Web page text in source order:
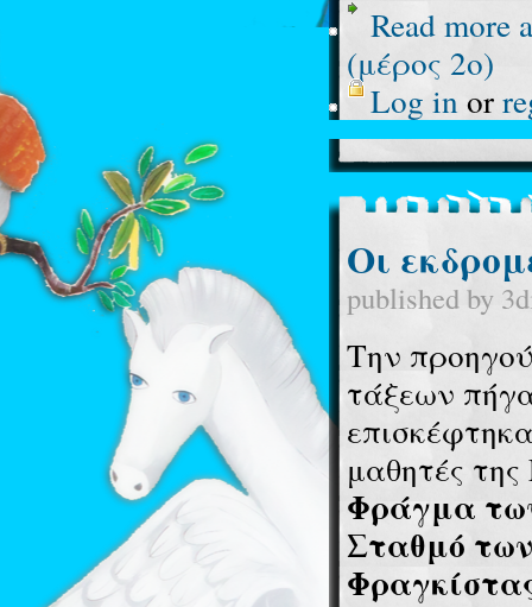
Read more
(μέρος 2ο)
Log inor
Οι
published by
Την
τάξεων
μαθητές της
Φράγμα
Σταθμό